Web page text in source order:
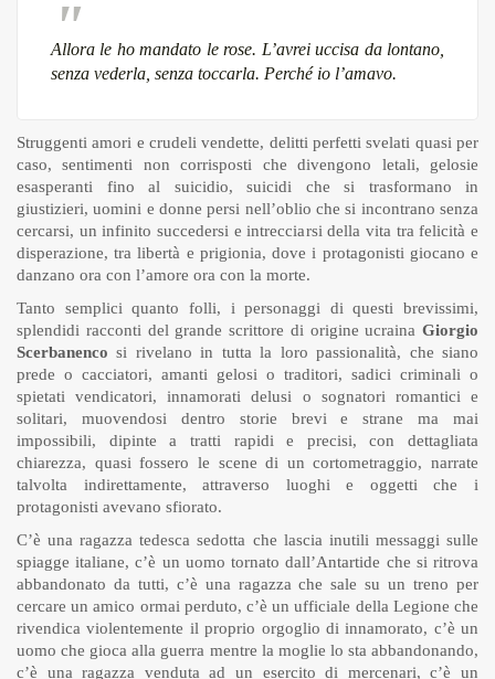
Allora le ho mandato le rose. L’avrei uccisa da lontano,
senza vederla, senza toccarla. Perché io l’amavo.
Struggenti amori e crudeli vendette, delitti perfetti svelati quasi per
caso, sentimenti non corrisposti che divengono letali, gelosie
esasperanti fino al suicidio, suicidi che si trasformano in
giustizieri, uomini e donne persi nell’oblio che si incontrano senza
cercarsi, un infinito succedersi e intrecciarsi della vita tra felicità e
disperazione, tra libertà e prigionia, dove i protagonisti giocano e
danzano ora con l’amore ora con la morte.
Tanto semplici quanto folli, i personaggi di questi brevissimi,
splendidi racconti del grande scrittore di origine ucraina Giorgio
Scerbanenco si rivelano in tutta la loro passionalità, che siano
prede o cacciatori, amanti gelosi o traditori, sadici criminali o
spietati vendicatori, innamorati delusi o sognatori romantici e
solitari, muovendosi dentro storie brevi e strane ma mai
impossibili, dipinte a tratti rapidi e precisi, con dettagliata
chiarezza, quasi fossero le scene di un cortometraggio, narrate
talvolta indirettamente, attraverso luoghi e oggetti che i
protagonisti avevano sfiorato.
C’è una ragazza tedesca sedotta che lascia inutili messaggi sulle
spiagge italiane, c’è un uomo tornato dall’Antartide che si ritrova
abbandonato da tutti, c’è una ragazza che sale su un treno per
cercare un amico ormai perduto, c’è un ufficiale della Legione che
rivendica violentemente il proprio orgoglio di innamorato, c’è un
uomo che gioca alla guerra mentre la moglie lo sta abbandonando,
c’è una ragazza venduta ad un esercito di mercenari, c’è un